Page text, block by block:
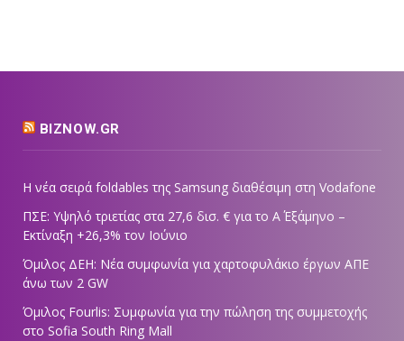
BIZNOW.GR
Η νέα σειρά foldables της Samsung διαθέσιμη στη Vodafone
ΠΣΕ: Υψηλό τριετίας στα 27,6 δισ. € για το Α΄ Εξάμηνο –
Εκτίναξη +26,3% τον Ιούνιο
Όμιλος ΔΕΗ: Νέα συμφωνία για χαρτοφυλάκιο έργων ΑΠΕ
άνω των 2 GW
Όμιλος Fourlis: Συμφωνία για την πώληση της συμμετοχής
στο Sofia South Ring Mall